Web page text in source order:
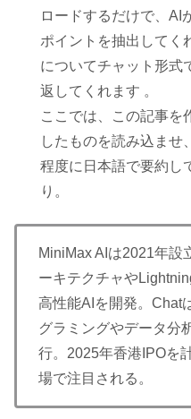
ロードするだけで、AI
ポイントを抽出してく
についてチャット形式
返してくれます 。
ここでは、この記事を
したものを読み込ませ
程度に日本語で要約し
り。
MiniMax AIは2021年設
ーキテクチャや
高性能AIを開発。Chat
グラミングやデータ分
行。2025年香港IPOを
場で注目される。